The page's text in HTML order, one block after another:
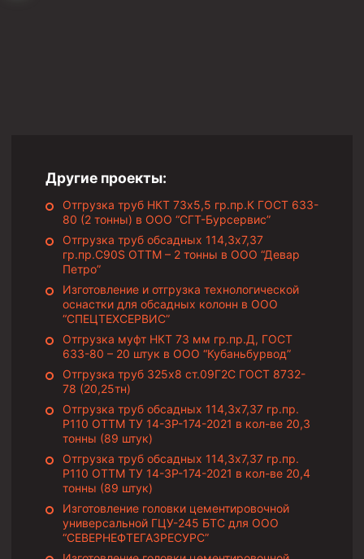
Разъединители резьбовые РР
Переводники
Кольца ограничительные ПЦ и ЦЦ
Клапаны обратные
Краны шаровые и пробковые
Муфты ступенчатого цементирования
Пробки цементировочные
Скребки корончатые СК и тросовые СТ
Центраторы колонные
Герметизаторы устьевые
Башмаки колонные
Инструмент для бурения и КРС (ловильный, аварийный)
Перья для резки кабеля
Другие проекты:
Отгрузка труб НКТ 73х5,5 гр.пр.К ГОСТ 633-
80 (2 тонны) в ООО “СГТ-Бурсервис”
Отгрузка труб обсадных 114,3х7,37
гр.пр.C90S ОТТМ – 2 тонны в ООО “Девар
Петро”
Изготовление и отгрузка технологической
оснастки для обсадных колонн в ООО
“СПЕЦТЕХСЕРВИС”
Отгрузка муфт НКТ 73 мм гр.пр.Д, ГОСТ
633-80 – 20 штук в ООО “Кубаньбурвод”
Отгрузка труб 325х8 ст.09Г2С ГОСТ 8732-
78 (20,25тн)
Отгрузка труб обсадных 114,3х7,37 гр.пр.
Р110 ОТТМ ТУ 14-3Р-174-2021 в кол-ве 20,3
тонны (89 штук)
Отгрузка труб обсадных 114,3х7,37 гр.пр.
Р110 ОТТМ ТУ 14-3Р-174-2021 в кол-ве 20,4
тонны (89 штук)
Изготовление головки цементировочной
универсальной ГЦУ-245 БТС для ООО
“СЕВЕРНЕФТЕГАЗРЕСУРС”